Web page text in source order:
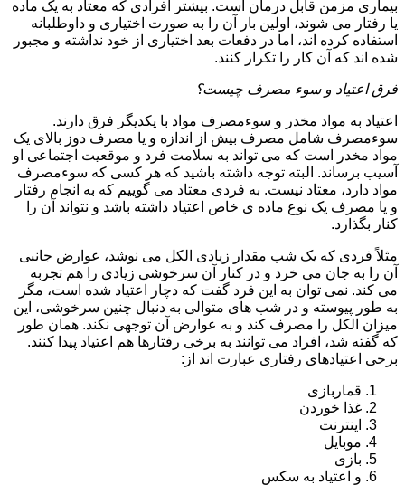
بیماری مزمن قابل درمان است. بیشتر افرادی که معتاد به یک ماده
یا رفتار می شوند، اولین بار آن را به صورت اختیاری و داوطلبانه
استفاده کرده اند، اما در دفعات بعد اختیاری از خود نداشته و مجبور
شده اند که آن کار را تکرار کنند.
فرق اعتیاد و سوء مصرف چیست؟
اعتیاد به مواد مخدر و سوءمصرف مواد با یکدیگر فرق دارند.
سوءمصرف شامل مصرف بیش از اندازه و یا مصرف دوز بالای یک
مواد مخدر است که می تواند به سلامت فرد و موقعیت اجتماعی او
آسیب برساند. البته توجه داشته باشید که هر کسی که سوءمصرف
مواد دارد، معتاد نیست. به فردی معتاد می گوییم که به انجام رفتار
و یا مصرف یک نوع ماده ی خاص اعتیاد داشته باشد و نتواند آن را
کنار بگذارد.
مثلاً فردی که یک شب مقدار زیادی الکل می نوشد، عوارض جانبی
آن را به جان می خرد و در کنار آن سرخوشی زیادی را هم تجربه
می کند. نمی توان به این فرد گفت که دچار اعتیاد شده است، مگر
به طور پیوسته و در شب های متوالی به دنبال چنین سرخوشی، این
میزان الکل را مصرف کند و به عوارض آن توجهی نکند. همان طور
که گفته شد، افراد می توانند به برخی رفتارها هم اعتیاد پیدا کنند.
برخی اعتیادهای رفتاری عبارت اند از:
قماربازی
غذا خوردن
اینترنت
موبایل
بازی
و اعتیاد به سکس